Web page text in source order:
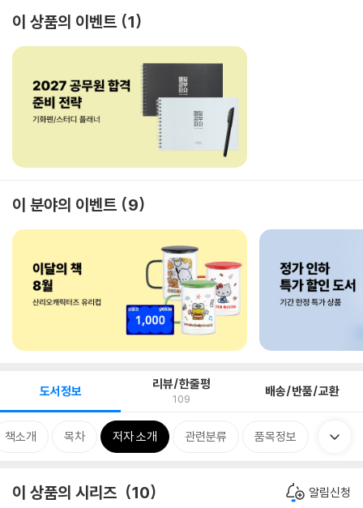
이 상품의 이벤트 1
이 분야의 이벤트 9
도서정보 리뷰/한줄평
109 배송/반품/교환
책소개 목차 저자 소개 관련분류 품목정보
이 상품의 시리즈 10 알림신청